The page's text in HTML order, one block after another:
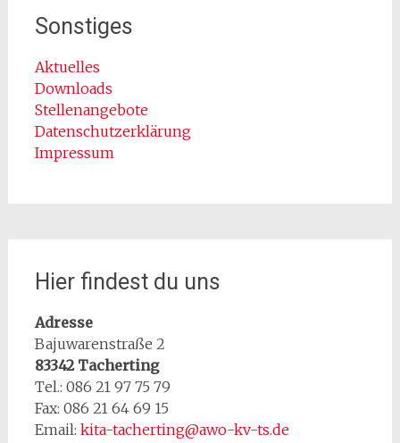
Sonstiges
Aktuelles
Downloads
Stellenangebote
Datenschutzerklärung
Impressum
Hier findest du uns
Adresse
Bajuwarenstraße 2
83342 Tacherting
Tel.: 086 21 97 75 79
Fax: 086 21 64 69 15
Email: kita-tacherting@awo-kv-ts.de